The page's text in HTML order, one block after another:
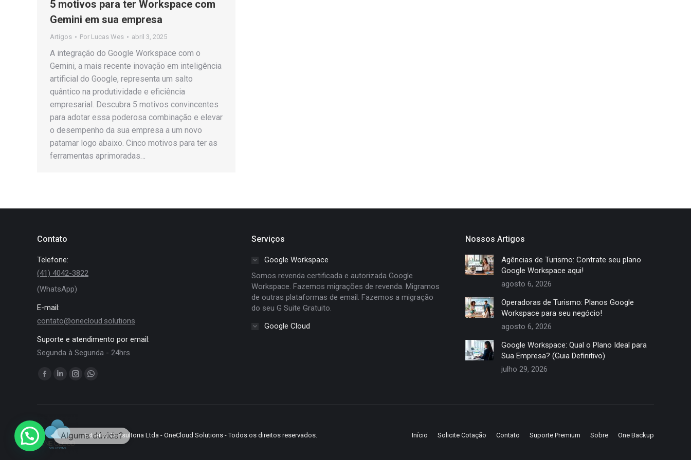
5 motivos para ter Workspace com
Gemini em sua empresa
Artigos Por Lucas Wes abril 3, 2025
A integração do Google Workspace com o
Gemini, a mais recente inovação em inteligência
artificial do Google, representa um salto
quântico na produtividade e eficiência
empresarial. Descubra 5 motivos convincentes
para adotar essa poderosa combinação e elevar
o desempenho da sua empresa a um novo
patamar logo abaixo. Cinco motivos para ter as
ferramentas aprimoradas…
Contato
Telefone:
(41) 4042-3822
(WhatsApp)
E-mail:
contato@onecloud.solutions
Suporte e atendimento por email:
Segunda à Segunda - 24hrs
Encontre-nos em:
Facebook
opens
new
window
Linkedin
opens
in
new
window
Instagram
opens
new
window
Whatsapp
opens
new
window
Serviços
Google Workspace
Somos revenda certificada e autorizada Google
Workspace. Fazemos migrações de revenda. Migramos
de outras plataformas de email. Fazemos a migração
do seu G Suite Gratuito.
Google Cloud
Nossos Artigos
Agências de Turismo: Contrate seu plano
Google Workspace aqui!
agosto 6, 2026
Operadoras de Turismo: Planos Google
Workspace para seu negócio!
agosto 6, 2026
Google Workspace: Qual o Plano Ideal para
Sua Empresa? (Guia Definitivo)
julho 29, 2026
Extremo Consultoria Ltda - OneCloud Solutions - Todos os direitos reservados. Início Solicite Cotação Contato Suporte Premium Sobre One Backup
Alguma dúvida?